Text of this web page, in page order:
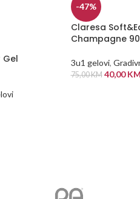
Gel
-47%
Claresa
Champagne
3u1 gelovi,
75,00KM 40,00KM